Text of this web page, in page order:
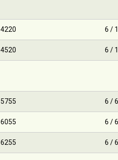
4220 6 /
4520 6 /
5755 6 / 6
6055 6 / 6
6255 6 / 6